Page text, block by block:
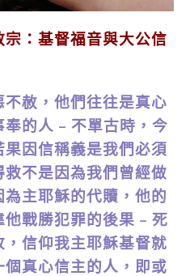
：基督福音與大公信
不赦，他們往往是真心
的人 – 不單古時，今
因信稱義是我們必須
不是因為我們曾經做
主耶穌的代贖，他的
戰勝犯罪的後果 – 死
信仰我主耶穌基督就
真心信主的人，即或